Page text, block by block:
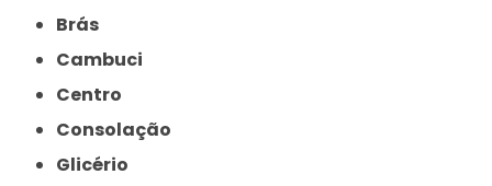
Brás
Cambuci
Centro
Consolação
Glicério